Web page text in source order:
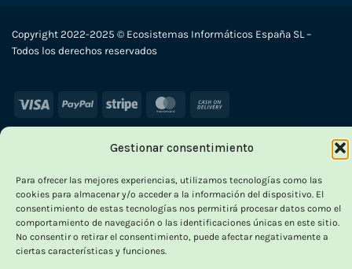
Gestionar consentimiento
Para ofrecer las mejores experiencias, utilizamos tecnologías como las
cookies para almacenar y/o acceder a la información del dispositivo. El
consentimiento de estas tecnologías nos permitirá procesar datos como el
comportamiento de navegación o las identificaciones únicas en este sitio.
No consentir o retirar el consentimiento, puede afectar negativamente a
ciertas características y funciones.
Copyright 2022-2025 © Ecosistemas Informáticos España SL –
Todos los derechos reservados
Visa PayPal Stripe MasterCard
On
Delivery
OUTLET VORPC